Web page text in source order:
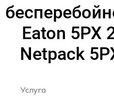
Eaton 5PX
Netpack
Услуга